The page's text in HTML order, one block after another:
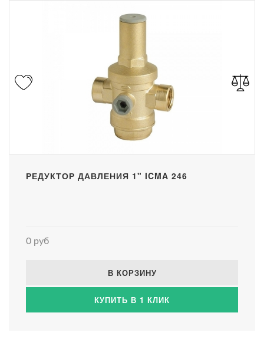
РЕДУКТОР ДАВЛЕНИЯ 1" ICMA 246
0 руб
В КОРЗИНУ
КУПИТЬ В 1 КЛИК